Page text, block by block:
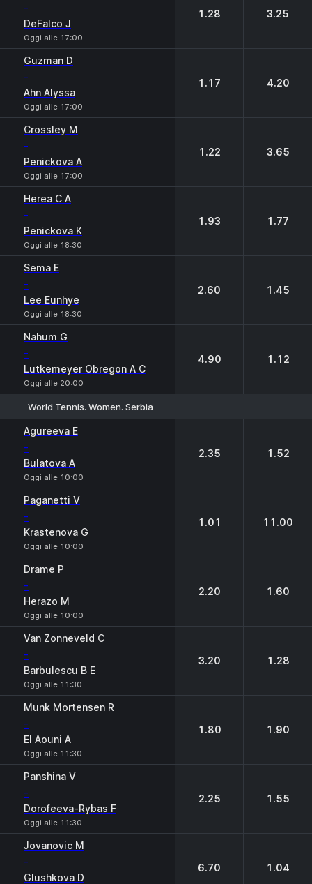
-
DeFalco J
Oggi alle 17:00
1.28 3.25
Guzman D
-
Ahn Alyssa
Oggi alle 17:00
1.17 4.20
Crossley M
-
Penickova A
Oggi alle 17:00
1.22 3.65
Herea C A
-
Penickova K
Oggi alle 18:30
1.93 1.77
Sema E
-
Lee Eunhye
Oggi alle 18:30
2.60 1.45
Nahum G
-
Lutkemeyer Obregon A C
Oggi alle 20:00
4.90 1.12
World Tennis. Women. Serbia
Agureeva E
-
Bulatova A
Oggi alle 10:00
2.35 1.52
Paganetti V
-
Krastenova G
Oggi alle 10:00
1.01 11.00
Drame P
-
Herazo M
Oggi alle 10:00
2.20 1.60
Van Zonneveld C
-
Barbulescu B E
Oggi alle 11:30
3.20 1.28
Munk Mortensen R
-
El Aouni A
Oggi alle 11:30
1.80 1.90
Panshina V
-
Dorofeeva-Rybas F
Oggi alle 11:30
2.25 1.55
Jovanovic M
-
Glushkova D
6.70 1.04